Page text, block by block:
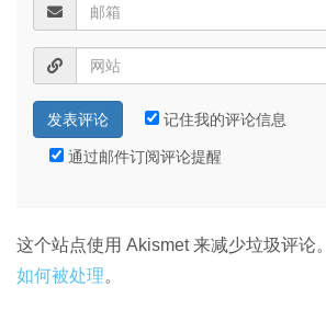
记住我的评论信息
通过邮件订阅评论提醒
这个站点使用 Akismet 来减少垃圾评论。
如何被处理。